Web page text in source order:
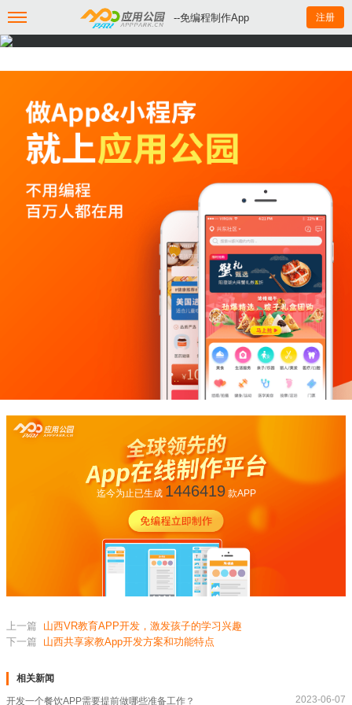
--免编程制作App 注册
迄今为止已生成 1446419款APP
上一篇
山西VR教育APP开发，激发孩子的学习兴趣
下一篇
山西共享家教App开发方案和功能特点
相关新闻
开发一个餐饮APP需要提前做哪些准备工作？ 2023-06-07